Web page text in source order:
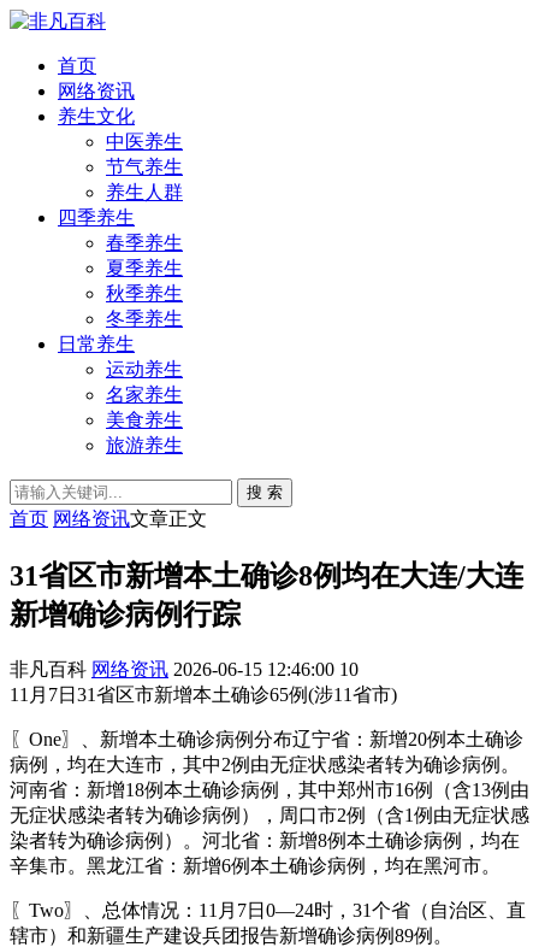
首页
网络资讯
养生文化
中医养生
节气养生
养生人群
四季养生
春季养生
夏季养生
秋季养生
冬季养生
日常养生
运动养生
名家养生
美食养生
旅游养生
搜 索
首页 网络资讯文章正文
31省区市新增本土确诊8例均在大连/大连
新增确诊病例行踪
非凡百科 网络资讯 2026-06-15 12:46:00 10
11月7日31省区市新增本土确诊65例(涉11省市)
〖One〗、新增本土确诊病例分布辽宁省：新增20例本土确诊
病例，均在大连市，其中2例由无症状感染者转为确诊病例。
河南省：新增18例本土确诊病例，其中郑州市16例（含13例由
无症状感染者转为确诊病例），周口市2例（含1例由无症状感
染者转为确诊病例）。河北省：新增8例本土确诊病例，均在
辛集市。黑龙江省：新增6例本土确诊病例，均在黑河市。
〖Two〗、总体情况：11月7日0—24时，31个省（自治区、直
辖市）和新疆生产建设兵团报告新增确诊病例89例。